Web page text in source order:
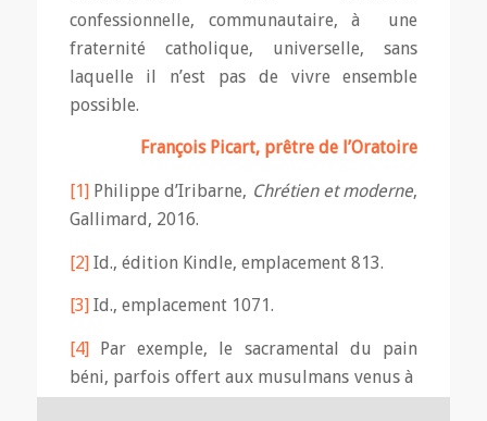
confessionnelle, communautaire, à une
fraternité catholique, universelle, sans
laquelle il n’est pas de vivre ensemble
possible.
François Picart, prêtre de l’Oratoire
[1]Philippe d’Iribarne, Chrétien et moderne,
Gallimard, 2016.
[2]Id., édition Kindle, emplacement 813.
[3] Id., emplacement 1071.
[4]Par exemple, le sacramental du pain
béni, parfois offert aux musulmans venus à